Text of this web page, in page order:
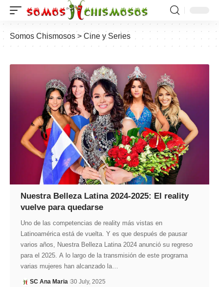
Somos Chismosos > Cine y Series
Nuestra Belleza Latina 2024-2025: El reality
vuelve para quedarse
Uno de las competencias de reality más vistas en
Latinoamérica está de vuelta. Y es que después de pausar
varios años, Nuestra Belleza Latina 2024 anunció su regreso
para el 2025. A lo largo de la transmisión de este programa
varias mujeres han alcanzado la…
SC Ana Maria 30 July, 2025